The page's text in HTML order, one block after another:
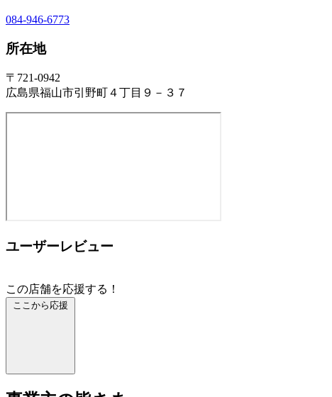
084-946-6773
所在地
〒721-0942
広島県福山市引野町４丁目９－３７
ユーザーレビュー
この店舗を応援する！
ここから応援